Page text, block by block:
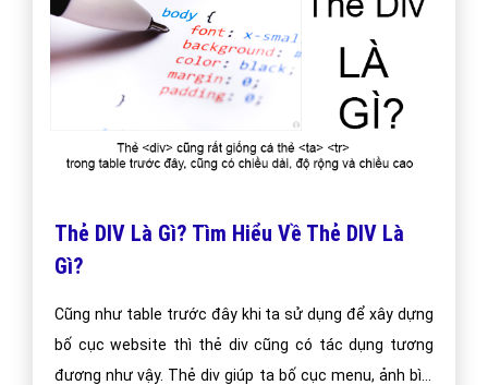
Thẻ DIV Là Gì? Tìm Hiểu Về Thẻ DIV Là
Gì?
Cũng như table trước đây khi ta sử dụng để xây dựng
bố cục website thì thẻ div cũng có tác dụng tương
đương như vậy. Thẻ div giúp ta bố cục menu, ảnh bìa,